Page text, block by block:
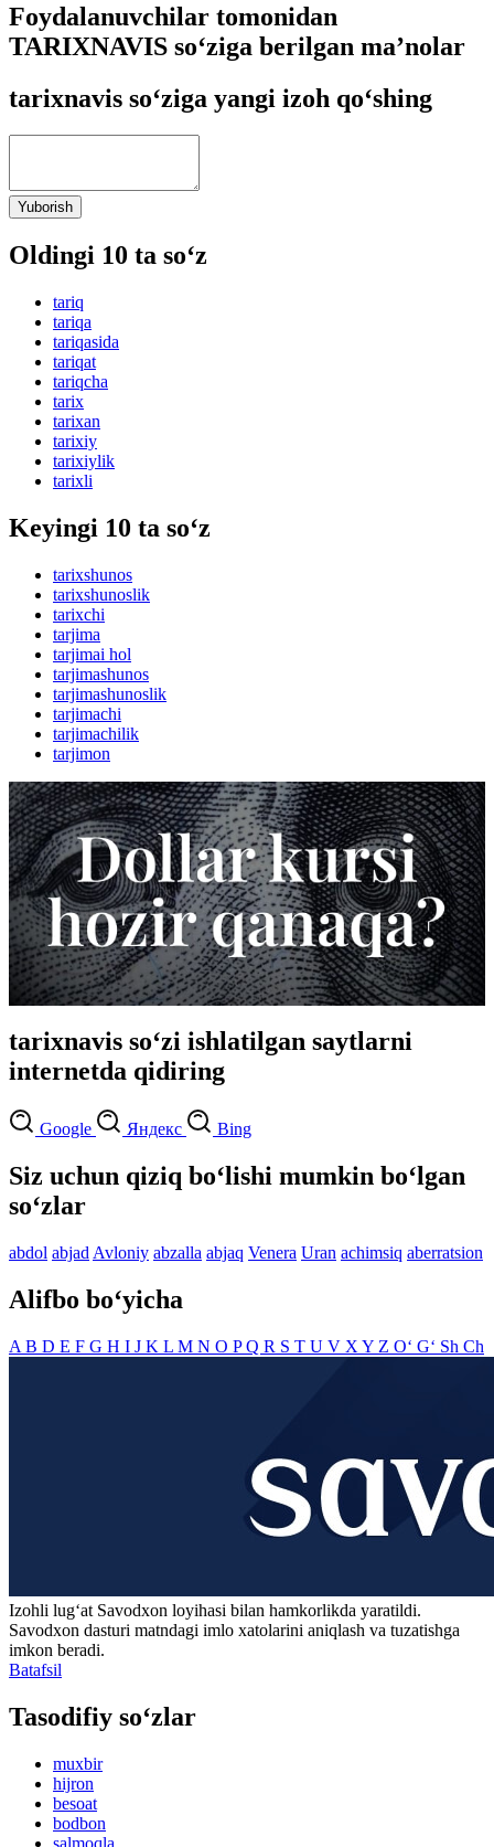
Foydalanuvchilar tomonidan
TARIXNAVIS so‘ziga berilgan ma’nolar
tarixnavis so‘ziga yangi izoh qo‘shing
Yuborish
Oldingi 10 ta so‘z
tariq
tariqa
tariqasida
tariqat
tariqcha
tarix
tarixan
tarixiy
tarixiylik
tarixli
Keyingi 10 ta so‘z
tarixshunos
tarixshunoslik
tarixchi
tarjima
tarjimai hol
tarjimashunos
tarjimashunoslik
tarjimachi
tarjimachilik
tarjimon
tarixnavis so‘zi ishlatilgan saytlarni
internetda qidiring
Google Яндекс Bing
Siz uchun qiziq bo‘lishi mumkin bo‘lgan
so‘zlar
abdol abjad Avloniy abzalla abjaq Venera Uran achimsiq aberratsion
Alifbo bo‘yicha
A B D E F G H I J K L M N O PQ R S T U V X Y Z O‘ G‘ Sh Ch
Izohli lugʻat Savodxon loyihasi bilan hamkorlikda yaratildi.
Savodxon dasturi matndagi imlo xatolarini aniqlash va tuzatishga
imkon beradi.
Batafsil
Tasodifiy so‘zlar
muxbir
hijron
besoat
bodbon
salmoqla